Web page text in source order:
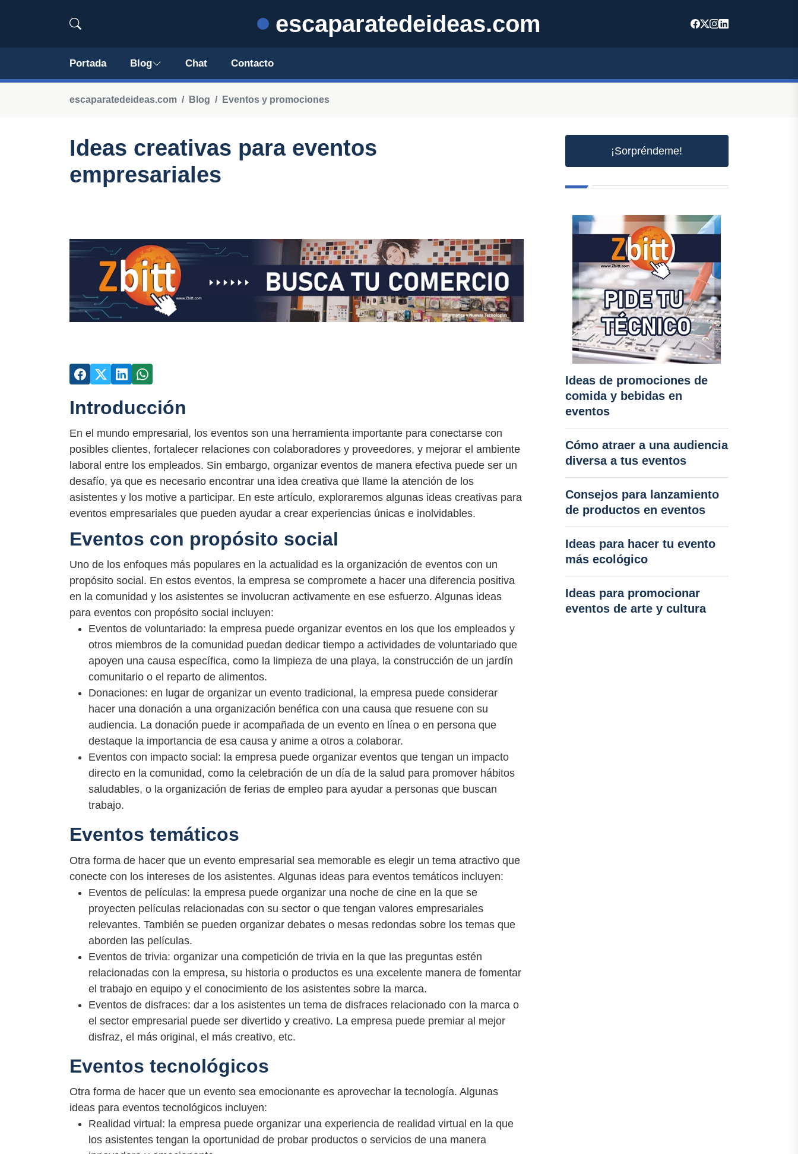
escaparatedeideas.com
Portada Blog Chat Contacto
escaparatedeideas.com Blog Eventos y promociones
Ideas creativas para eventos
empresariales
Introducción
En el mundo empresarial, los eventos son una herramienta importante para conectarse con
posibles clientes, fortalecer relaciones con colaboradores y proveedores, y mejorar el ambiente
laboral entre los empleados. Sin embargo, organizar eventos de manera efectiva puede ser un
desafío, ya que es necesario encontrar una idea creativa que llame la atención de los
asistentes y los motive a participar. En este artículo, exploraremos algunas ideas creativas para
eventos empresariales que pueden ayudar a crear experiencias únicas e inolvidables.
Eventos con propósito social
Uno de los enfoques más populares en la actualidad es la organización de eventos con un
propósito social. En estos eventos, la empresa se compromete a hacer una diferencia positiva
en la comunidad y los asistentes se involucran activamente en ese esfuerzo. Algunas ideas
para eventos con propósito social incluyen:
Eventos de voluntariado: la empresa puede organizar eventos en los que los empleados y
otros miembros de la comunidad puedan dedicar tiempo a actividades de voluntariado que
apoyen una causa específica, como la limpieza de una playa, la construcción de un jardín
comunitario o el reparto de alimentos.
Donaciones: en lugar de organizar un evento tradicional, la empresa puede considerar
hacer una donación a una organización benéfica con una causa que resuene con su
audiencia. La donación puede ir acompañada de un evento en línea o en persona que
destaque la importancia de esa causa y anime a otros a colaborar.
Eventos con impacto social: la empresa puede organizar eventos que tengan un impacto
directo en la comunidad, como la celebración de un día de la salud para promover hábitos
saludables, o la organización de ferias de empleo para ayudar a personas que buscan
trabajo.
Eventos temáticos
Otra forma de hacer que un evento empresarial sea memorable es elegir un tema atractivo que
conecte con los intereses de los asistentes. Algunas ideas para eventos temáticos incluyen:
Eventos de películas: la empresa puede organizar una noche de cine en la que se
proyecten películas relacionadas con su sector o que tengan valores empresariales
relevantes. También se pueden organizar debates o mesas redondas sobre los temas que
aborden las películas.
Eventos de trivia: organizar una competición de trivia en la que las preguntas estén
relacionadas con la empresa, su historia o productos es una excelente manera de fomentar
el trabajo en equipo y el conocimiento de los asistentes sobre la marca.
Eventos de disfraces: dar a los asistentes un tema de disfraces relacionado con la marca o
el sector empresarial puede ser divertido y creativo. La empresa puede premiar al mejor
disfraz, el más original, el más creativo, etc.
Eventos tecnológicos
Otra forma de hacer que un evento sea emocionante es aprovechar la tecnología. Algunas
ideas para eventos tecnológicos incluyen:
Realidad virtual: la empresa puede organizar una experiencia de realidad virtual en la que
los asistentes tengan la oportunidad de probar productos o servicios de una manera
¡Sorpréndeme!
Ideas de promociones de
comida y bebidas en
eventos
Cómo atraer a una audiencia
diversa a tus eventos
Consejos para lanzamiento
de productos en eventos
Ideas para hacer tu evento
más ecológico
Ideas para promocionar
eventos de arte y cultura